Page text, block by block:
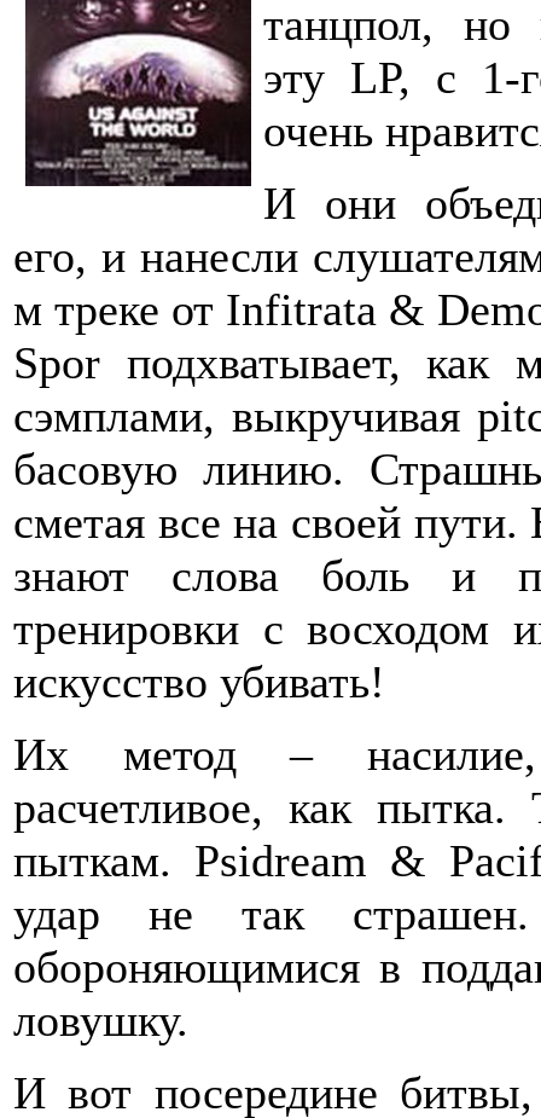
танцпол, но
эту LP, с 1-
очень
И они
его, и нанесли
м треке от Infitrata &
Spor подхватывает, как
сэмплами, выкручивая
басовую линию.
сметая все на своей
знают слова боль и
тренировки с восходом
искусство убивать!
Их метод – насилие,
расчетливое, как
пыткам. Psidream &
удар не так
обороняющимися в
ловушку.
И вот посередине